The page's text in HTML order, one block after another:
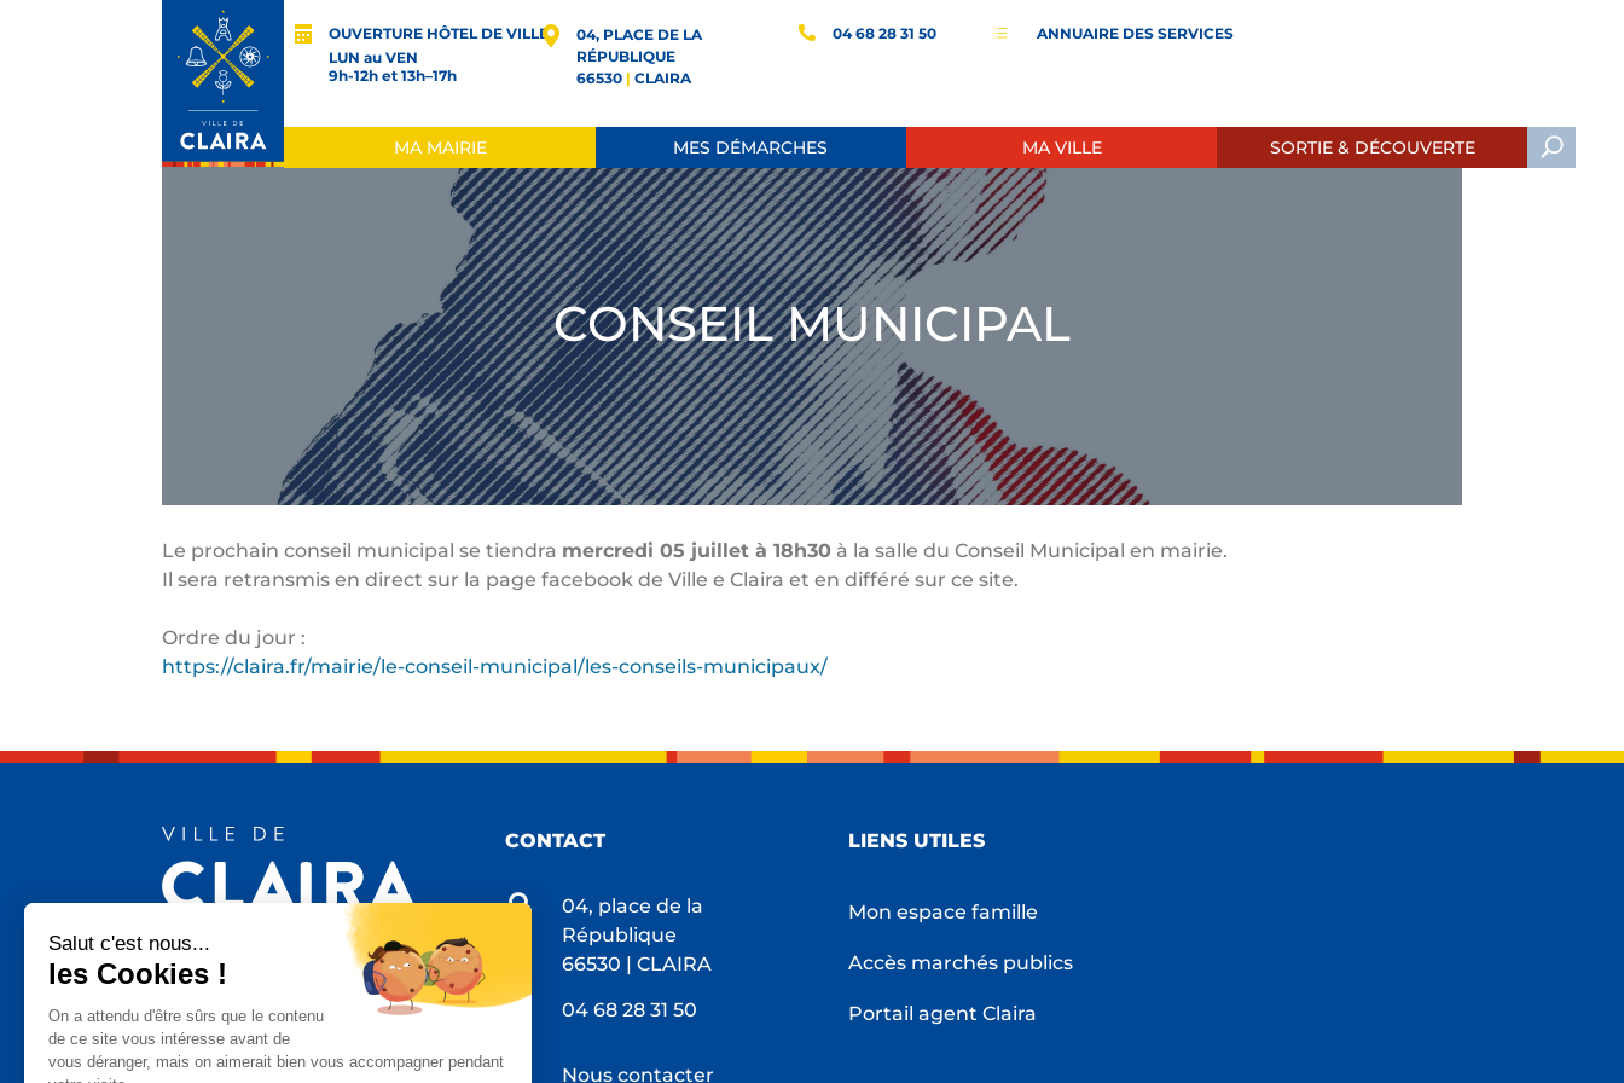
OUVERTURE HÔTEL DE VILLE
LUN au VEN
9h-12h et 13h–17h
04, PLACE DE LA
RÉPUBLIQUE
66530| CLAIRA
04 68 28 31 50 d ANNUAIRE DES SERVICES
MA MAIRIE MES DÉMARCHES MA VILLE SORTIE & DÉCOUVERTE
CONSEIL MUNICIPAL
Le prochain conseil municipal se tiendra mercredi 05 juillet à 18h30 à la salle du Conseil Municipal en mairie.
Il sera retransmis en direct sur la page facebook de Ville e Claira et en différé sur ce site.
Ordre du jour :
https://claira.fr/mairie/le-conseil-municipal/les-conseils-municipaux/
CONTACT

04, place de la
République
66530 | CLAIRA
 04 68 28 31 50
Nous contacter
LIENS UTILES
Mon espace famille
Accès marchés publics
Portail agent Claira
Salut c'est nous...
les Cookies !
On a attendu d'être sûrs que le contenu
de ce site vous intéresse avant de
vous déranger, mais on aimerait bien vous accompagner pendant